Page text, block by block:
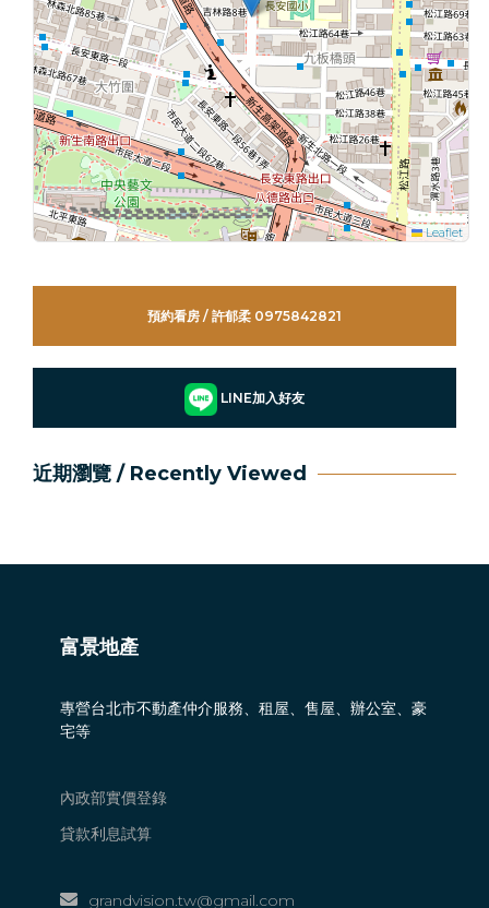
Leaflet
預約看房 / 許郁柔 0975842821
LINE加入好友
近期瀏覽 / Recently Viewed
富景地產
專營台北市不動產仲介服務、租屋、售屋、辦公室、豪
宅等
內政部實價登錄
貸款利息試算
grandvision.tw@gmail.com